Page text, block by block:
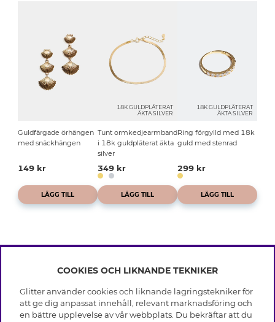
Guldfärgade örhängen
med snäckhängen
149 kr
LÄGG TILL
18K GULDPLÄTERAT
ÄKTA SILVER
Tunt ormkedjearmband
i 18k guldpläterat äkta
silver
349 kr
LÄGG TILL
18K GULDPLÄTERAT
ÄKTA SILVER
Ring förgylld med 18k
guld med stenrad
299 kr
LÄGG TILL
INFO
Leverans
Villkor
OM GLITTER
COOKIES OCH LIKNANDE TEKNIKER
Glitter använder cookies och liknande lagringstekniker för
att ge dig anpassat innehåll, relevant marknadsföring och
en bättre upplevelse av vår webbplats. Du bekräftar att du